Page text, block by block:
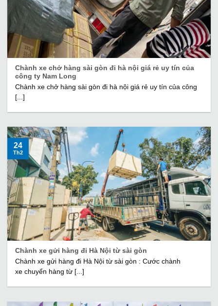
Chành xe chở hàng sài gòn đi hà nội giá rẻ uy tín của
công ty Nam Long
Chành xe chở hàng sài gòn đi hà nội giá rẻ uy tín của công
[...]
Chành xe gửi hàng đi Hà Nội từ sài gòn
Chành xe gửi hàng đi Hà Nội từ sài gòn : Cước chành
xe chuyển hàng từ [...]
24
Th2